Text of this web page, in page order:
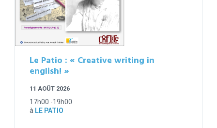
Le Patio : « Creative writing in
english! »
11 AOÛT 2026
17h00 -19h00
à LE PATIO